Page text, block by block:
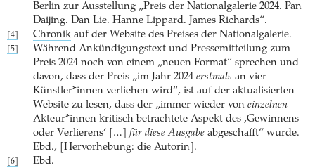
Berlin zur Ausstellung „Preis der Nationalgalerie 2024. Pan
Daijing. Dan Lie. Hanne Lippard. James Richards“.
[4] Chronik auf der Website des Preises der Nationalgalerie.
[5]
Während Ankündigungstext und Pressemitteilung zum
Preis 2024 noch von einem „neuen Format“ sprechen und
davon, dass der Preis „im Jahr 2024 erstmals an vier
Künstler*innen verliehen wird“, ist auf der aktualisierten
Website zu lesen, dass der „immer wieder von einzelnen
Akteur*innen kritisch betrachtete Aspekt des ,Gewinnens
oder Verlierens‘ […] für diese Ausgabe abgeschafft“ wurde.
Ebd., [Hervorhebung: die Autorin].
[6] Ebd.